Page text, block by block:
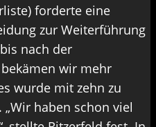
forderte eine
zur Weiterführung
nach der
wir mehr
wurde mit zehn zu
haben schon viel